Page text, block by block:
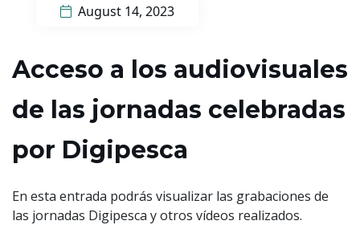
August 14, 2023
Acceso a los audiovisuales
de las jornadas celebradas
por Digipesca
En esta entrada podrás visualizar las grabaciones de
las jornadas Digipesca y otros vídeos realizados.